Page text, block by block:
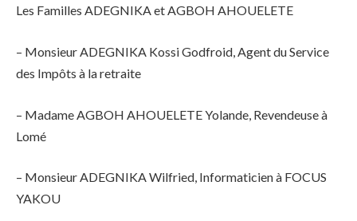
Les Familles ADEGNIKA et AGBOH AHOUELETE
– Monsieur ADEGNIKA Kossi Godfroid, Agent du Service
des Impôts à la retraite
– Madame AGBOH AHOUELETE Yolande, Revendeuse à
Lomé
– Monsieur ADEGNIKA Wilfried, Informaticien à FOCUS
YAKOU